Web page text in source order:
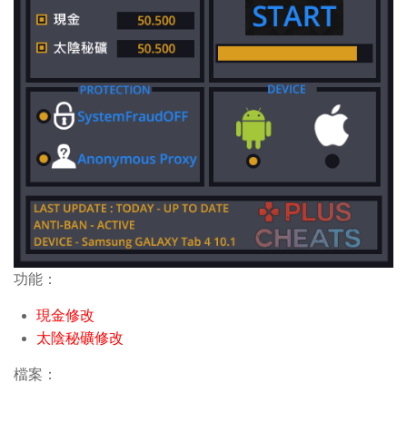
功能：
現金修改
太陰秘礦修改
檔案：